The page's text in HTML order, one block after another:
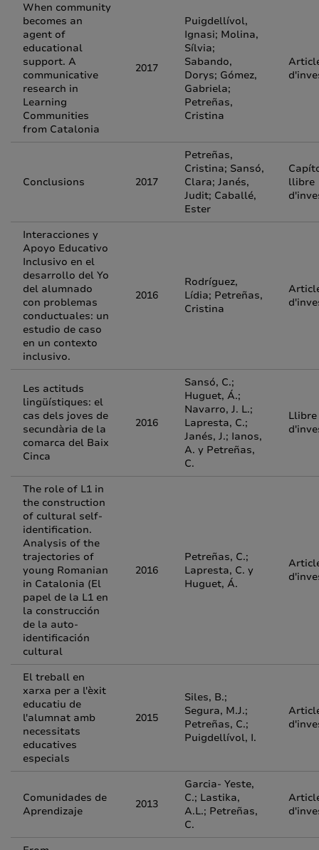
When community
becomes an
agent of
educational
support. A
communicative
research in
Learning
Communities
from Catalonia
2017
Puigdellívol,
Ignasi; Molina,
Sílvia;
Sabando,
Dorys; Gómez,
Gabriela;
Petreñas,
Cristina
Conclusions 2017
Petreñas,
Cristina; Sansó,
Clara; Janés,
Judit; Caballé,
Ester
llibre
Interacciones y
Apoyo Educativo
Inclusivo en el
desarrollo del Yo
del alumnado
con problemas
conductuales: un
estudio de caso
en un contexto
inclusivo.
2016
Rodríguez,
Lídia; Petreñas,
Cristina
Les actituds
lingüístiques: el
cas dels joves de
secundària de la
comarca del Baix
Cinca
2016
Sansó, C.;
Huguet, Á.;
Navarro, J. L.;
Lapresta, C.;
Janés, J.; Ianos,
A. y Petreñas,
C.
Llibre
The role of L1 in
the construction
of cultural self-
identification.
Analysis of the
trajectories of
young Romanian
in Catalonia (El
papel de la L1 en
la construcción
de la auto-
identificación
cultural
2016
Petreñas, C.;
Lapresta, C. y
Huguet, Á.
El treball en
xarxa per a l'èxit
educatiu de
l'alumnat amb
necessitats
educatives
especials
2015
Siles, B.;
Segura, M.J.;
Petreñas, C.;
Puigdellívol, I.
Comunidades de
Aprendizaje
2013
Garcia- Yeste,
C.; Lastika,
A.L.; Petreñas,
C.